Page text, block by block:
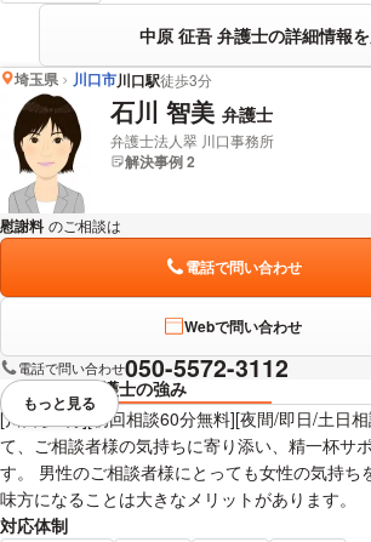
中原 征吾 弁護士の詳細情報
埼玉県 川口市川口駅徒歩3分
石川 智美 弁護士
弁護士法人翠 川口事務所
解決事例 2
慰謝料 のご相談は
電話で問い合わせ
Webで問い合わせ
電話で問い合わせ050-5572-3112
弁護士の強み
[川口駅3分][初回相談60分無料][夜間/即日/土日
て、ご相談者様の気持ちに寄り添い、精一杯サ
す。 男性のご相談者様にとっても女性の気持ち
味方になることは大きなメリットがあります。
対応体制
視覚的に省略されている要素を
もっと見る